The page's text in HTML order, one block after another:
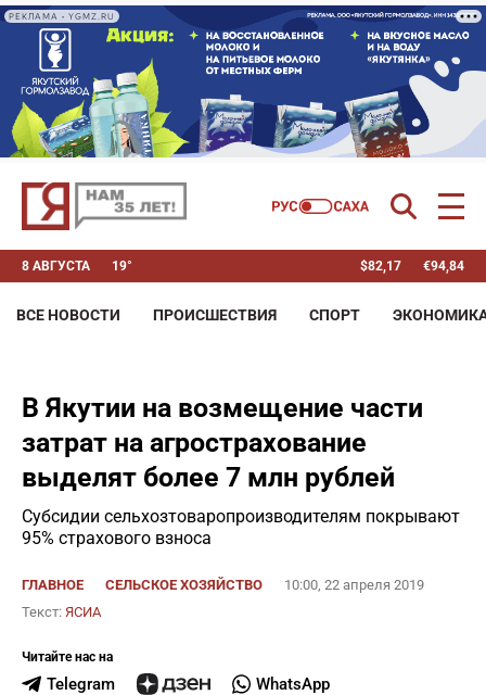
РЕКЛАМА • YGMZ.RU
8 АВГУСТА 19° $82,17 €94,84
ВСЕ НОВОСТИ ПРОИСШЕСТВИЯ СПОРТ
В Якутии на возмещение части
затрат на агрострахование
выделят более 7 млн рублей
Субсидии сельхозтоваропроизводителям покрывают
95% страхового взноса
ГЛАВНОЕ СЕЛЬСКОЕ ХОЗЯЙСТВО
10:00, 22 апреля 2019
Текст: ЯСИА
Читайте нас на
Telegram WhatsApp